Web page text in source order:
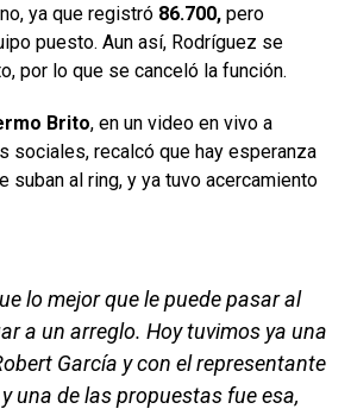
ya que registró 86.700, pero
puesto. Aun así, Rodríguez se
por lo que se canceló la función.
Brito, en un video en vivo a
sociales, recalcó que hay esperanza
suban al ring, y ya tuvo acercamiento
lo mejor que le puede pasar al
a un arreglo. Hoy tuvimos ya una
García y con el representante
una de las propuestas fue esa,